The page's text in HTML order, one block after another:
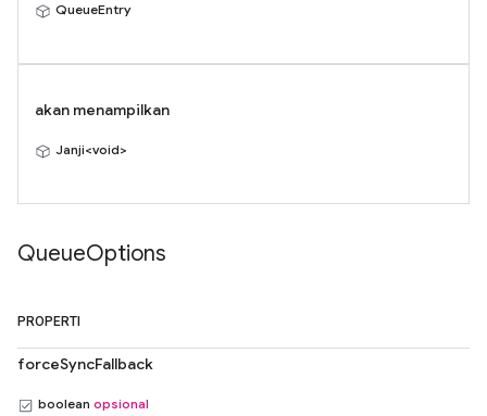
QueueEntry
akan menampilkan
Janji<void>
QueueOptions
PROPERTI
forceSyncFallback
boolean opsional